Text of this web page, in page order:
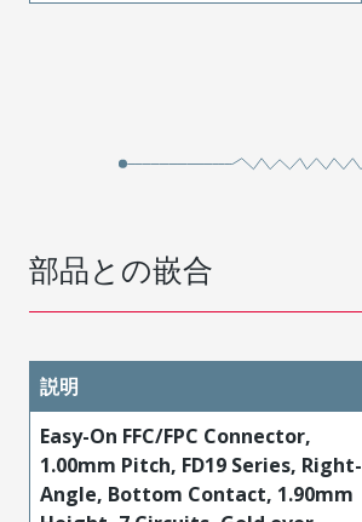
部品との嵌合
説明
Easy-On FFC/FPC Connector,
1.00mm Pitch, FD19 Series, Right-
Angle, Bottom Contact, 1.90mm